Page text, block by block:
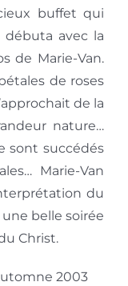
buffet qui
débuta avec la
de Marie-Van.
de roses
de la
nature…
sont succédés
Marie-Van
du
belle soirée
Christ.
2003